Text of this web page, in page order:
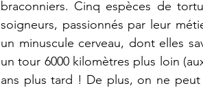
braconniers. Cinq espèces de
soigneurs, passionnés par leur
un minuscule cerveau, dont elles
un tour 6000 kilomètres plus loin
ans plus tard ! De plus, on ne